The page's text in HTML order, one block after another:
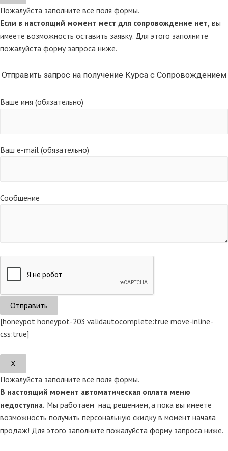
Пожалуйста заполните все поля формы.
Если в настоящий момент мест для сопровождение нет, вы
имеете возможность оставить заявку. Для этого заполните
пожалуйста форму запроса ниже.
Отправить запрос на получение Курса с Сопровождением
Ваше имя (обязательно)
Ваш e-mail (обязательно)
Сообщение
[honeypot honeypot-203 validautocomplete:true move-inline-
css:true]
Х
Пожалуйста заполните все поля формы.
В настоящий момент автоматическая оплата меню
недоступна. Мы работаем над решением, а пока вы имеете
возможность получить персональную скидку в момент начала
продаж! Для этого заполните пожалуйста форму запроса ниже.